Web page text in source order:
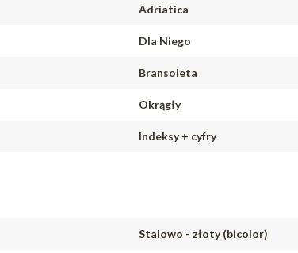
Adriatica
Dla Niego
Bransoleta
Okrągły
Indeksy + cyfry
Stalowo - złoty (bicolor)